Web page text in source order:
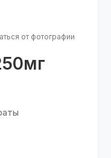
от фотографии